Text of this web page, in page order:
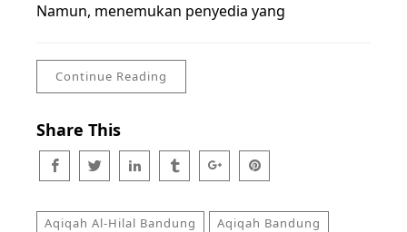
Namun, menemukan penyedia yang
Continue Reading
Share This
Aqiqah Al-Hilal Bandung
Aqiqah Bandung